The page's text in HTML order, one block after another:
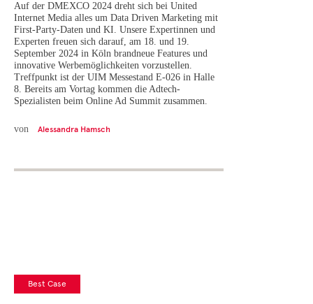
Auf der DMEXCO 2024 dreht sich bei United
Internet Media alles um Data Driven Marketing mit
First-Party-Daten und KI. Unsere Expertinnen und
Experten freuen sich darauf, am 18. und 19.
September 2024 in Köln brandneue Features und
innovative Werbemöglichkeiten vorzustellen.
Treffpunkt ist der UIM Messestand E-026 in Halle
8. Bereits am Vortag kommen die Adtech-
Spezialisten beim Online Ad Summit zusammen.
von Alessandra Hamsch
Best Case